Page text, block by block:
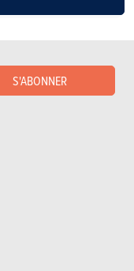
S'ABONNER
GLB